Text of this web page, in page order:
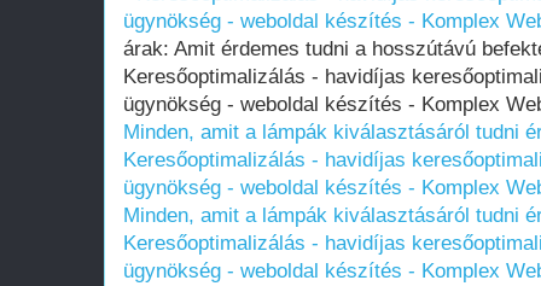
ügynökség - weboldal készítés - Komplex
árak: Amit érdemes tudni a hosszútávú
Keresőoptimalizálás - havidíjas
ügynökség - weboldal készítés - Komplex
Minden, amit a lámpák kiválasztásáról tudni
Keresőoptimalizálás - havidíjas
ügynökség - weboldal készítés - Komplex
Minden, amit a lámpák kiválasztásáról tudni
Keresőoptimalizálás - havidíjas
ügynökség - weboldal készítés - Komplex